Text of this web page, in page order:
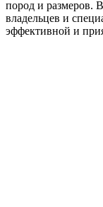
пород и размеров.
владельцев и
эффективной и